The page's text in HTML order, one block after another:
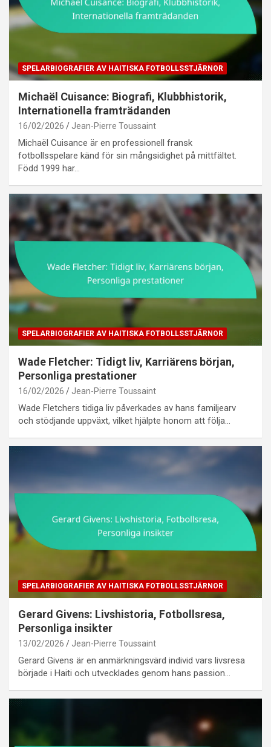
SPELARBIOGRAFIER AV HAITISKA FOTBOLLSSTJÄRNOR
Michaël Cuisance: Biografi, Klubbhistorik,
Internationella framträdanden
16/02/2026 Jean-Pierre Toussaint
Michaël Cuisance är en professionell fransk
fotbollsspelare känd för sin mångsidighet på mittfältet.
Född 1999 har…
SPELARBIOGRAFIER AV HAITISKA FOTBOLLSSTJÄRNOR
Wade Fletcher: Tidigt liv, Karriärens början,
Personliga prestationer
16/02/2026 Jean-Pierre Toussaint
Wade Fletchers tidiga liv påverkades av hans familjearv
och stödjande uppväxt, vilket hjälpte honom att följa…
SPELARBIOGRAFIER AV HAITISKA FOTBOLLSSTJÄRNOR
Gerard Givens: Livshistoria, Fotbollsresa,
Personliga insikter
13/02/2026 Jean-Pierre Toussaint
Gerard Givens är en anmärkningsvärd individ vars livsresa
började i Haiti och utvecklades genom hans passion…